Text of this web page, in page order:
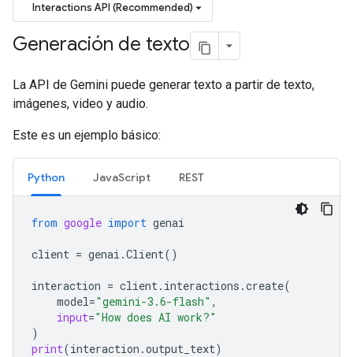
Interactions API (Recommended)
Generación de texto
La API de Gemini puede generar texto a partir de texto,
imágenes, video y audio.
Este es un ejemplo básico:
Python JavaScript REST
from google import genai
client = genai .Client()
interaction = client. interactions .create(
model="gemini-3.6-flash" ,
input="How does AI work?"
)
print(interaction .output_text)